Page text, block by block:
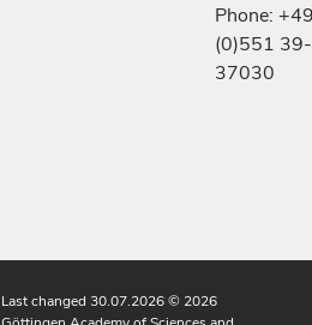
Phone:
(0)551 39-
37030
Last changed 30.07.2026© 2026